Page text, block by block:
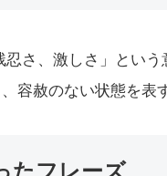
忍さ、激しさ」とい
容赦のない状態を表
たフレーズ